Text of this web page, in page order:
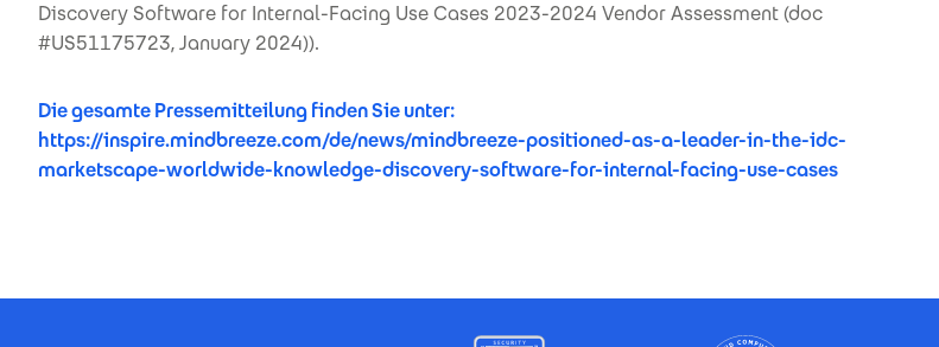
Discovery Software for Internal-Facing Use Cases 2023-2024 Vendor Assessment (doc
#US51175723, January 2024)).
Die gesamte Pressemitteilung finden Sie unter:
https://inspire.mindbreeze.com/de/news/mindbreeze-positioned-as-a-leader-in-the-idc-
marketscape-worldwide-knowledge-discovery-software-for-internal-facing-use-cases